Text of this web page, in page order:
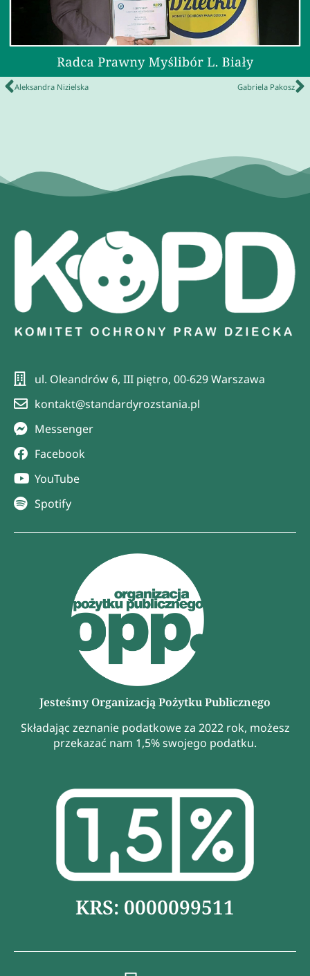
Aleksandra Nizielska Gabriela Pakosz
ul. Oleandrów 6, III piętro, 00-629 Warszawa
kontakt@standardyrozstania.pl
Messenger
Facebook
YouTube
Spotify
Jesteśmy Organizacją Pożytku Publicznego
Składając zeznanie podatkowe za 2022 rok, możesz
przekazać nam 1,5% swojego podatku.
KRS: 0000099511